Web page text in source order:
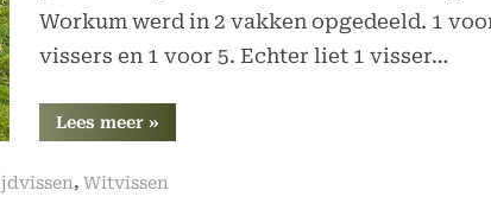
Workum werd in 2 vakken opgedeeld. 1
vissers en 1 voor 5. Echter liet 1 visser…
Lees meer“De
4e
gevist”
»
, Witvissen